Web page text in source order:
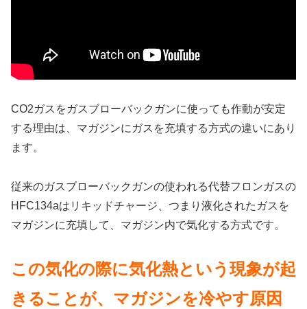
CO2ガスをガスブローバックガンに使っても作動が安定
する理由は、マガジンにガスを充填する方式の違いにあり
ます。
従来のガスブローバックガンの使われる代替フロンガスの
HFC134aはリキッドチャージ、つまり液化されたガスを
マガジンに充填して、マガジン内で気化する方式です。
この気化の際に気化熱という現象が起
きることが、マガジンを冷やす原因